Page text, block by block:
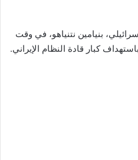
بنيامين نتنياهو، في وقت
كبار قادة النظام الإيراني.